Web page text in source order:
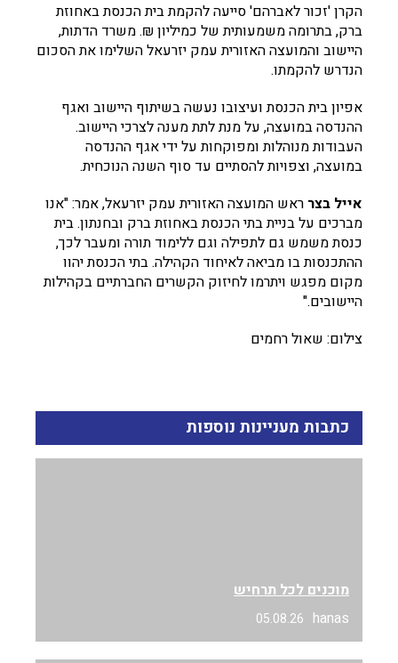
הקרן 'זכור לאברהם' סייעה להקמת בית הכנסת באחוזת
ברק, בתרומה משמעותית של כמיליון ₪. משרד הדתות,
היישוב והמועצה האזורית עמק יזרעאל השלימו את הסכום
הנדרש להקמתו.
אפיון בית הכנסת ועיצובו נעשה בשיתוף היישוב ואגף
ההנדסה במועצה, על מנת לתת מענה לצרכי היישוב.
העבודות מנוהלות ומפוקחות על ידי אגף ההנדסה
במועצה, וצפויות להסתיים עד סוף השנה הנוכחית.
אייל בצר ראש המועצה האזורית עמק יזרעאל, אמר: "אנו
מברכים על בניית בתי הכנסת באחוזת ברק ובחנתון. בית
כנסת משמש גם לתפילה וגם ללימוד תורה ומעבר לכך,
ההתכנסות בו מביאה לאיחוד הקהילה. בתי הכנסת יהוו
מקום מפגש ויתרמו לחיזוק הקשרים החברתיים בקהילות
היישובים."
צילום: שאול רחמים
כתבות מעניינות נוספות
מוכנים לכל תרחיש
hanas
05.08.26